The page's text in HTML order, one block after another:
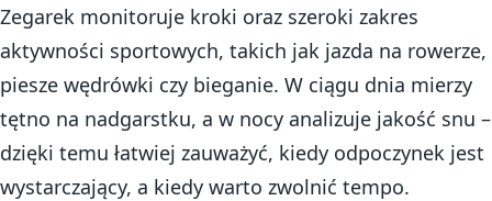
Zegarek monitoruje kroki oraz szeroki zakres
aktywności sportowych, takich jak jazda na rowerze,
piesze wędrówki czy bieganie. W ciągu dnia mierzy
tętno na nadgarstku, a w nocy analizuje jakość snu –
dzięki temu łatwiej zauważyć, kiedy odpoczynek jest
wystarczający, a kiedy warto zwolnić tempo.